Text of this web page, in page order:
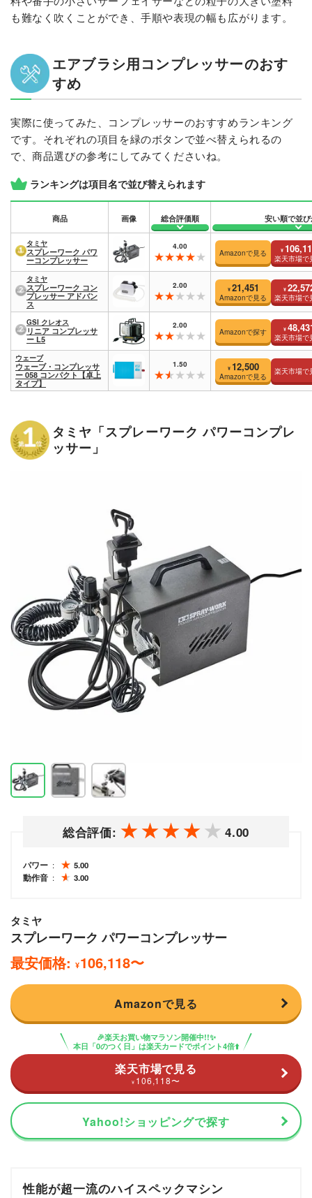
も難なく吹くことができ、手順や表現の幅も広がります。
エアブラシ用コンプレッサーのおす
すめ
実際に使ってみた、コンプレッサーのおすすめランキング
です。それぞれの項目を緑のボタンで並べ替えられるの
で、商品選びの参考にしてみてくださいね。
ランキングは項目名で並び替えられます
商品 画像 総合評価順 安い順で並
タミヤ
スプレーワーク パワ
ーコンプレッサー
4.00
Amazonで見る ¥
楽天市場で
タミヤ
スプレーワーク コン
プレッサー アドバン
ス
2.00 ¥ 21,451
Amazonで見る
¥
楽天市場で
GSI クレオス
リニア コンプレッサ
ー L5
2.00
Amazonで探す ¥
楽天市場で
ウェーブ
ウェーブ・コンプレッサ
ー 058 コンパクト【卓上
タイプ】
1.50 ¥ 12,500
Amazonで見る
楽天市場で
タミヤ「スプレーワーク パワーコンプレ
ッサー」
総合評価: 4.00
パワー
5.00
動作音
3.00
タミヤ
スプレーワーク パワーコンプレッサー
最安価格: ¥106,118〜
Amazonで見る
🎉楽天お買い物マラソン開催中!!✨
本日「0のつく日」は楽天カードでポイント4倍⬆️
楽天市場で見る
¥ 106,118〜
Yahoo!ショッピングで探す
性能が超一流のハイスペックマシン